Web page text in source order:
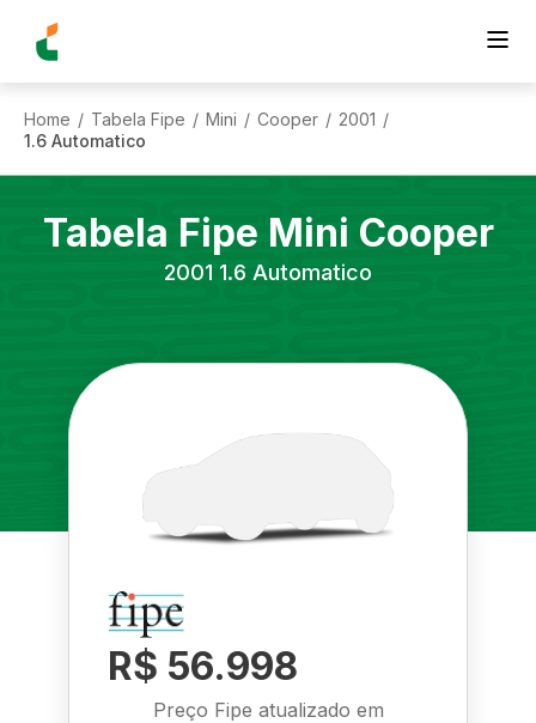
Home / Tabela Fipe / Mini / Cooper / 2001 /
1.6 Automatico
Tabela Fipe Mini Cooper
2001 1.6 Automatico
R$ 56.998
Preço Fipe atualizado em